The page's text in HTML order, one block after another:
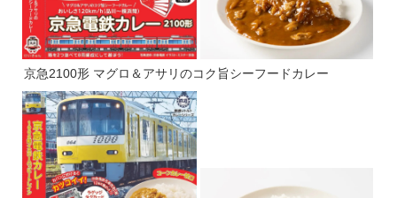
京急2100形 マグロ＆アサリのコク旨シーフードカレー